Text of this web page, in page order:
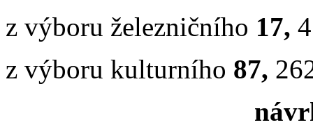
z výboru železničního 17,
z výboru kulturního 87,